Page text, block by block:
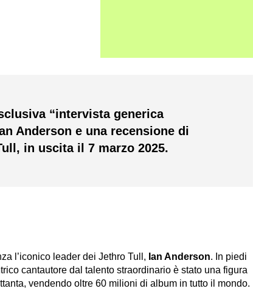
“intervista generica
Anderson e una recensione di
in uscita il 7 marzo 2025.
l’iconico leader dei Jethro Tull, Ian Anderson. In piedi
cantautore dal talento straordinario è stato una figura
vendendo oltre 60 milioni di album in tutto il mondo.